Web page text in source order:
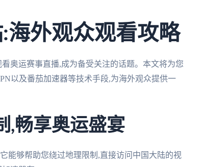
海外观众观看攻略
奥运赛事直播,成为备受关注的话题。本文将为您
以及番茄加速器等技术手段,为海外观众提供一
,畅享奥运盛宴
能够帮助您绕过地理限制,直接访问中国大陆的视